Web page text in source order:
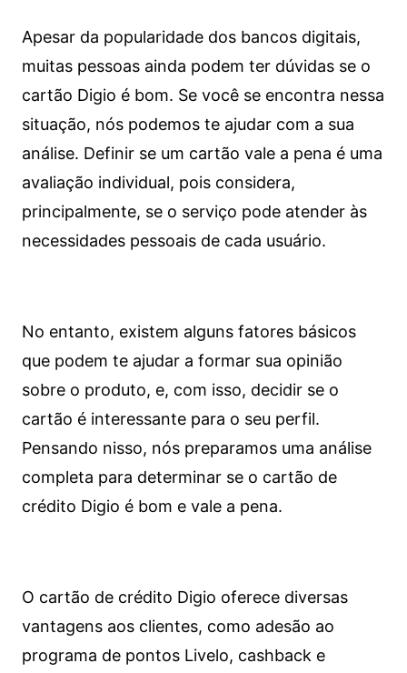
Apesar da popularidade dos bancos digitais,
muitas pessoas ainda podem ter dúvidas se o
cartão Digio é bom. Se você se encontra nessa
situação, nós podemos te ajudar com a sua
análise. Definir se um cartão vale a pena é uma
avaliação individual, pois considera,
principalmente, se o serviço pode atender às
necessidades pessoais de cada usuário.
No entanto, existem alguns fatores básicos
que podem te ajudar a formar sua opinião
sobre o produto, e, com isso, decidir se o
cartão é interessante para o seu perfil.
Pensando nisso, nós preparamos uma análise
completa para determinar se o cartão de
crédito Digio é bom e vale a pena.
O cartão de crédito Digio oferece diversas
vantagens aos clientes, como adesão ao
programa de pontos Livelo, cashback e